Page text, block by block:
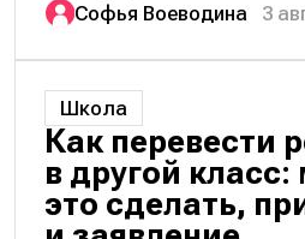
Софья Воеводина 3
Школа
Как перевести
в другой
это сделать,